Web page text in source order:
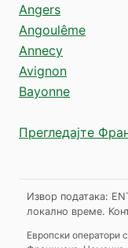
Angers
Angoulême
Annecy
Avignon
Bayonne
Прегледајте
Извор података:
локално време.
Европски оператори